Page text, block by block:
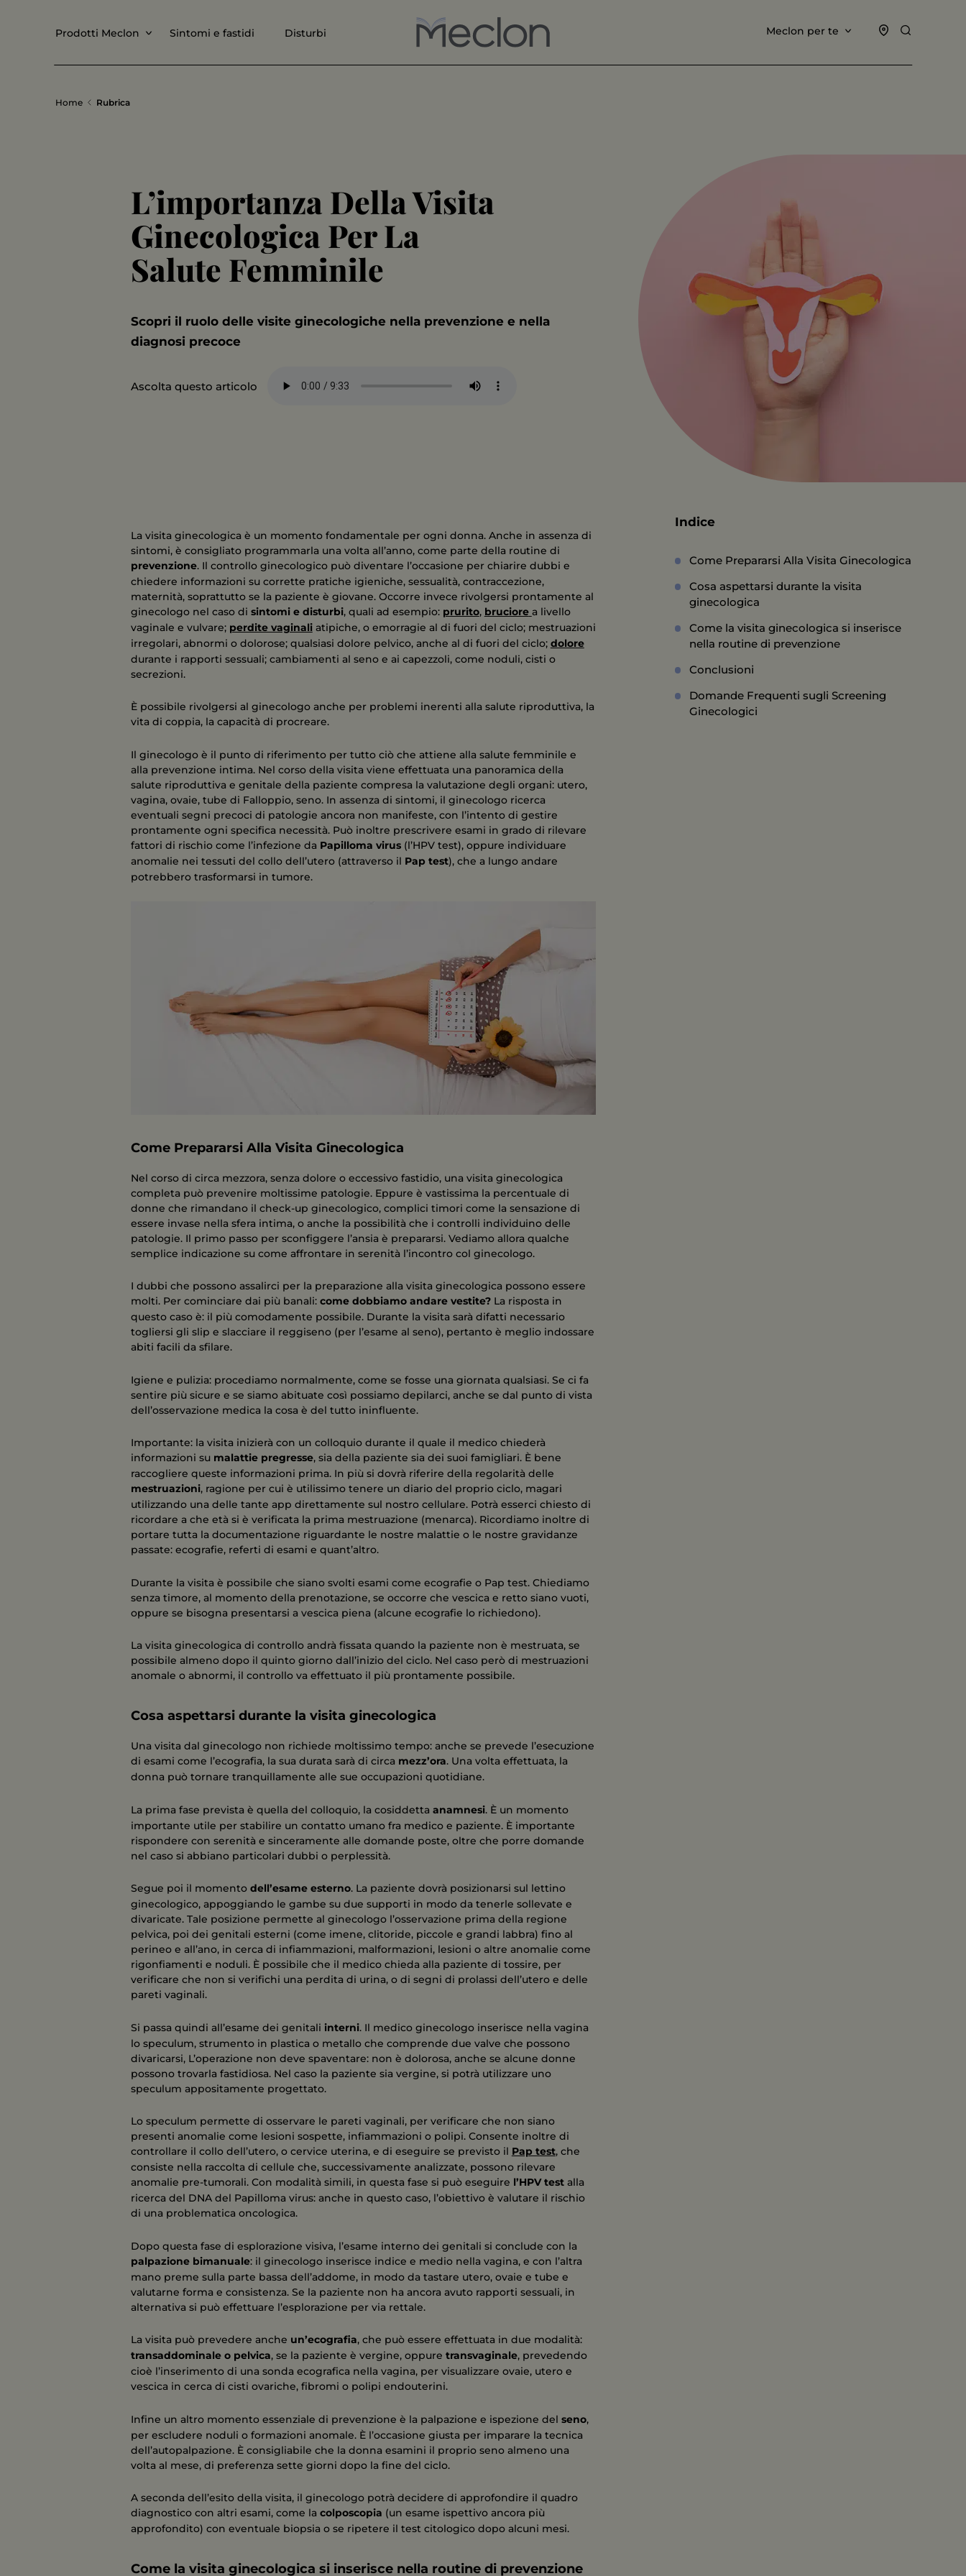
Prodotti Meclon Sintomi e fastidi Disturbi Meclon per te
Home Rubrica
L’importanza Della Visita
Ginecologica Per La
Salute Femminile
Scopri il ruolo delle visite ginecologiche nella prevenzione e nella
diagnosi precoce
Ascolta questo articolo
Indice
Come Prepararsi Alla Visita Ginecologica
Cosa aspettarsi durante la visita
ginecologica
Come la visita ginecologica si inserisce
nella routine di prevenzione
Conclusioni
Domande Frequenti sugli Screening
Ginecologici
La visita ginecologica è un momento fondamentale per ogni donna. Anche in assenza di
sintomi, è consigliato programmarla una volta all’anno, come parte della routine di
prevenzione. Il controllo ginecologico può diventare l’occasione per chiarire dubbi e
chiedere informazioni su corrette pratiche igieniche, sessualità, contraccezione,
maternità, soprattutto se la paziente è giovane. Occorre invece rivolgersi prontamente al
ginecologo nel caso di sintomi e disturbi, quali ad esempio: prurito, bruciore a livello
vaginale e vulvare; perdite vaginaliatipiche, o emorragie al di fuori del ciclo; mestruazioni
irregolari, abnormi o dolorose; qualsiasi dolore pelvico, anche al di fuori del ciclo; dolore
durante i rapporti sessuali; cambiamenti al seno e ai capezzoli, come noduli, cisti o
secrezioni.
È possibile rivolgersi al ginecologo anche per problemi inerenti alla salute riproduttiva, la
vita di coppia, la capacità di procreare.
Il ginecologo è il punto di riferimento per tutto ciò che attiene alla salute femminile e
alla prevenzione intima. Nel corso della visita viene effettuata una panoramica della
salute riproduttiva e genitale della paziente compresa la valutazione degli organi: utero,
vagina, ovaie, tube di Falloppio, seno. In assenza di sintomi, il ginecologo ricerca
eventuali segni precoci di patologie ancora non manifeste, con l’intento di gestire
prontamente ogni specifica necessità. Può inoltre prescrivere esami in grado di rilevare
fattori di rischio come l’infezione da Papilloma virus (l’HPV test), oppure individuare
anomalie nei tessuti del collo dell’utero (attraverso il Pap test), che a lungo andare
potrebbero trasformarsi in tumore.
Come Prepararsi Alla Visita Ginecologica
Nel corso di circa mezzora, senza dolore o eccessivo fastidio, una visita ginecologica
completa può prevenire moltissime patologie. Eppure è vastissima la percentuale di
donne che rimandano il check-up ginecologico, complici timori come la sensazione di
essere invase nella sfera intima, o anche la possibilità che i controlli individuino delle
patologie. Il primo passo per sconfiggere l’ansia è prepararsi. Vediamo allora qualche
semplice indicazione su come affrontare in serenità l’incontro col ginecologo.
I dubbi che possono assalirci per la preparazione alla visita ginecologica possono essere
molti. Per cominciare dai più banali: come dobbiamo andare vestite?La risposta in
questo caso è: il più comodamente possibile. Durante la visita sarà difatti necessario
togliersi gli slip e slacciare il reggiseno (per l’esame al seno), pertanto è meglio indossare
abiti facili da sfilare.
Igiene e pulizia: procediamo normalmente, come se fosse una giornata qualsiasi. Se ci fa
sentire più sicure e se siamo abituate così possiamo depilarci, anche se dal punto di vista
dell’osservazione medica la cosa è del tutto ininfluente.
Importante: la visita inizierà con un colloquio durante il quale il medico chiederà
informazioni su malattie pregresse, sia della paziente sia dei suoi famigliari. È bene
raccogliere queste informazioni prima. In più si dovrà riferire della regolarità delle
mestruazioni, ragione per cui è utilissimo tenere un diario del proprio ciclo, magari
utilizzando una delle tante app direttamente sul nostro cellulare. Potrà esserci chiesto di
ricordare a che età si è verificata la prima mestruazione (menarca). Ricordiamo inoltre di
portare tutta la documentazione riguardante le nostre malattie o le nostre gravidanze
passate: ecografie, referti di esami e quant’altro.
Durante la visita è possibile che siano svolti esami come ecografie o Pap test. Chiediamo
senza timore, al momento della prenotazione, se occorre che vescica e retto siano vuoti,
oppure se bisogna presentarsi a vescica piena (alcune ecografie lo richiedono).
La visita ginecologica di controllo andrà fissata quando la paziente non è mestruata, se
possibile almeno dopo il quinto giorno dall’inizio del ciclo. Nel caso però di mestruazioni
anomale o abnormi, il controllo va effettuato il più prontamente possibile.
Cosa aspettarsi durante la visita ginecologica
Una visita dal ginecologo non richiede moltissimo tempo: anche se prevede l’esecuzione
di esami come l’ecografia, la sua durata sarà di circa mezz’ora. Una volta effettuata, la
donna può tornare tranquillamente alle sue occupazioni quotidiane.
La prima fase prevista è quella del colloquio, la cosiddetta anamnesi. È un momento
importante utile per stabilire un contatto umano fra medico e paziente. È importante
rispondere con serenità e sinceramente alle domande poste, oltre che porre domande
nel caso si abbiano particolari dubbi o perplessità.
Segue poi il momento dell’esame esterno. La paziente dovrà posizionarsi sul lettino
ginecologico, appoggiando le gambe su due supporti in modo da tenerle sollevate e
divaricate. Tale posizione permette al ginecologo l’osservazione prima della regione
pelvica, poi dei genitali esterni (come imene, clitoride, piccole e grandi labbra) fino al
perineo e all’ano, in cerca di infiammazioni, malformazioni, lesioni o altre anomalie come
rigonfiamenti e noduli. È possibile che il medico chieda alla paziente di tossire, per
verificare che non si verifichi una perdita di urina, o di segni di prolassi dell’utero e delle
pareti vaginali.
Si passa quindi all’esame dei genitali interni. Il medico ginecologo inserisce nella vagina
lo speculum, strumento in plastica o metallo che comprende due valve che possono
divaricarsi, L’operazione non deve spaventare: non è dolorosa, anche se alcune donne
possono trovarla fastidiosa. Nel caso la paziente sia vergine, si potrà utilizzare uno
speculum appositamente progettato.
Lo speculum permette di osservare le pareti vaginali, per verificare che non siano
presenti anomalie come lesioni sospette, infiammazioni o polipi. Consente inoltre di
controllare il collo dell’utero, o cervice uterina, e di eseguire se previsto il Pap test, che
consiste nella raccolta di cellule che, successivamente analizzate, possono rilevare
anomalie pre-tumorali. Con modalità simili, in questa fase si può eseguire l’HPV testalla
ricerca del DNA del Papilloma virus: anche in questo caso, l’obiettivo è valutare il rischio
di una problematica oncologica.
Dopo questa fase di esplorazione visiva, l’esame interno dei genitali si conclude con la
palpazione bimanuale: il ginecologo inserisce indice e medio nella vagina, e con l’altra
mano preme sulla parte bassa dell’addome, in modo da tastare utero, ovaie e tube e
valutarne forma e consistenza. Se la paziente non ha ancora avuto rapporti sessuali, in
alternativa si può effettuare l’esplorazione per via rettale.
La visita può prevedere anche un’ecografia, che può essere effettuata in due modalità:
transaddominale o pelvica, se la paziente è vergine, oppure transvaginale, prevedendo
cioè l’inserimento di una sonda ecografica nella vagina, per visualizzare ovaie, utero e
vescica in cerca di cisti ovariche, fibromi o polipi endouterini.
Infine un altro momento essenziale di prevenzione è la palpazione e ispezione del seno,
per escludere noduli o formazioni anomale. È l’occasione giusta per imparare la tecnica
dell’autopalpazione. È consigliabile che la donna esamini il proprio seno almeno una
volta al mese, di preferenza sette giorni dopo la fine del ciclo.
A seconda dell’esito della visita, il ginecologo potrà decidere di approfondire il quadro
diagnostico con altri esami, come la colposcopia (un esame ispettivo ancora più
approfondito) con eventuale biopsia o se ripetere il test citologico dopo alcuni mesi.
Come la visita ginecologica si inserisce nella routine di prevenzione